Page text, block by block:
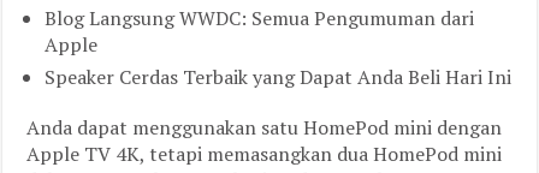
Blog Langsung WWDC: Semua Pengumuman dari
Apple
Speaker Cerdas Terbaik yang Dapat Anda Beli Hari Ini
Anda dapat menggunakan satu HomePod mini dengan
Apple TV 4K, tetapi memasangkan dua HomePod mini